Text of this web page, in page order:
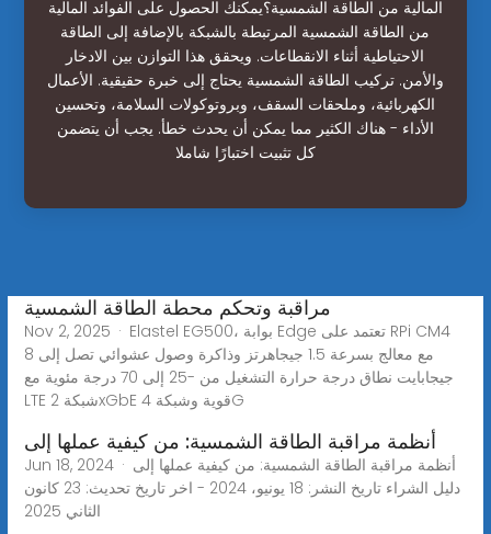
المالية من الطاقة الشمسية؟يمكنك الحصول على الفوائد المالية
من الطاقة الشمسية المرتبطة بالشبكة بالإضافة إلى الطاقة
الاحتياطية أثناء الانقطاعات. ويحقق هذا التوازن بين الادخار
والأمن. تركيب الطاقة الشمسية يحتاج إلى خبرة حقيقية. الأعمال
الكهربائية، وملحقات السقف، وبروتوكولات السلامة، وتحسين
الأداء - هناك الكثير مما يمكن أن يحدث خطأ. يجب أن يتضمن
كل تثبيت اختبارًا شاملا
مراقبة وتحكم محطة الطاقة الشمسية
Nov 2, 2025 · Elastel EG500، بوابة Edge تعتمد على RPi CM4
مع معالج بسرعة 1.5 جيجاهرتز وذاكرة وصول عشوائي تصل إلى 8
جيجابايت نطاق درجة حرارة التشغيل من -25 إلى 70 درجة مئوية مع
LTE شبكة 2xGbE قوية وشبكة 4G
أنظمة مراقبة الطاقة الشمسية: من كيفية عملها إلى
Jun 18, 2024 · أنظمة مراقبة الطاقة الشمسية: من كيفية عملها إلى
دليل الشراء تاريخ النشر: 18 يونيو، 2024 - اخر تاريخ تحديث: 23 كانون
الثاني 2025